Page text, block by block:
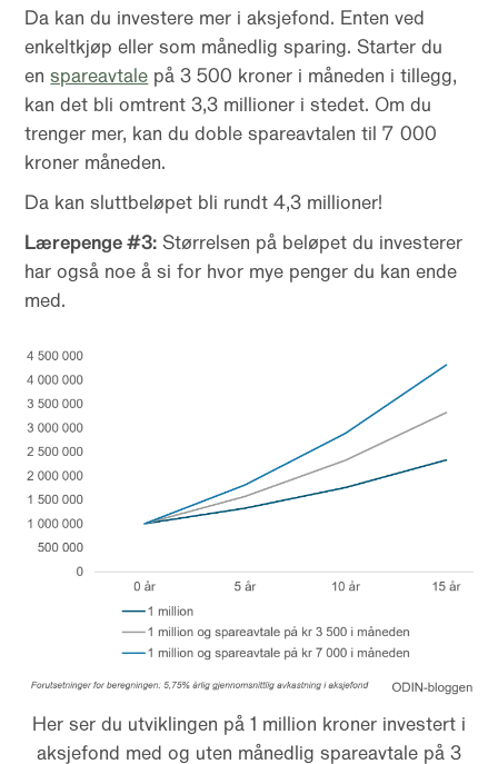
Da kan du investere mer i aksjefond. Enten ved
enkeltkjøp eller som månedlig sparing. Starter du
enspareavtale på 3 500 kroner i måneden i tillegg,
kan det bli omtrent 3,3 millioner i stedet. Om du
trenger mer, kan du doble spareavtalen til 7 000
kroner måneden.
Da kan sluttbeløpet bli rundt 4,3 millioner!
Lærepenge #3: Størrelsen på beløpet du investerer
har også noe å si for hvor mye penger du kan ende
med.
Her ser du utviklingen på 1 million kroner investert i
aksjefond med og uten månedlig spareavtale på 3